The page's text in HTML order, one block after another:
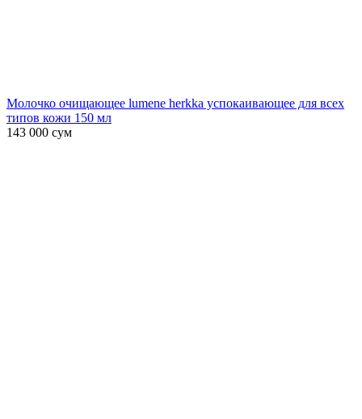
Молочко очищающее lumene herkka успокаивающее для всех
типов кожи 150 мл
143 000 сум